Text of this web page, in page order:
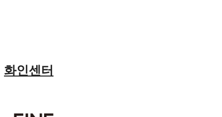
화인센터